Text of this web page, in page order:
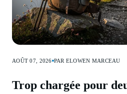
AOÛT 07, 2026 PAR ELOWEN MARCEAU
Trop chargée pour